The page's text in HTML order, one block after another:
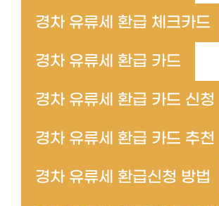
경차 유류세 환급 체크카드
경차 유류세 환급 카드
경차 유류세 환급 카드 신청
경차 유류세 환급 카드 추천
경차 유류세 환급신청 방법